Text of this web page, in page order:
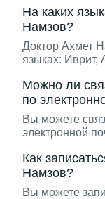
На каких
Намзов?
Доктор Ахмет
языках: Иврит,
Можно ли
по
Вы можете
электронной
Как
Намзов?
Вы можете